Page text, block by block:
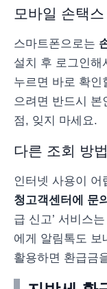
모바일 손택
스마트폰으로는
설치 후 로그인해
누르면 바로 확인
으려면 반드시 본
점, 잊지 마세요.
다른 조회 방
인터넷 사용이 어
청고객센터에 문
급 신고’ 서비스
에게 알림톡도 보
활용하면 환급금